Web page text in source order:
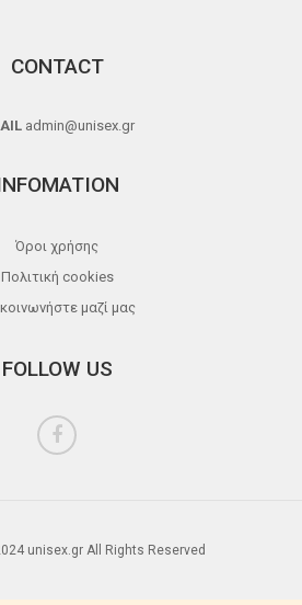
CONTACT
admin@unisex.gr
Όροι χρήσης
Πολιτική cookies
μαζί μας
FOLLOW US
unisex.gr All Rights Reserved